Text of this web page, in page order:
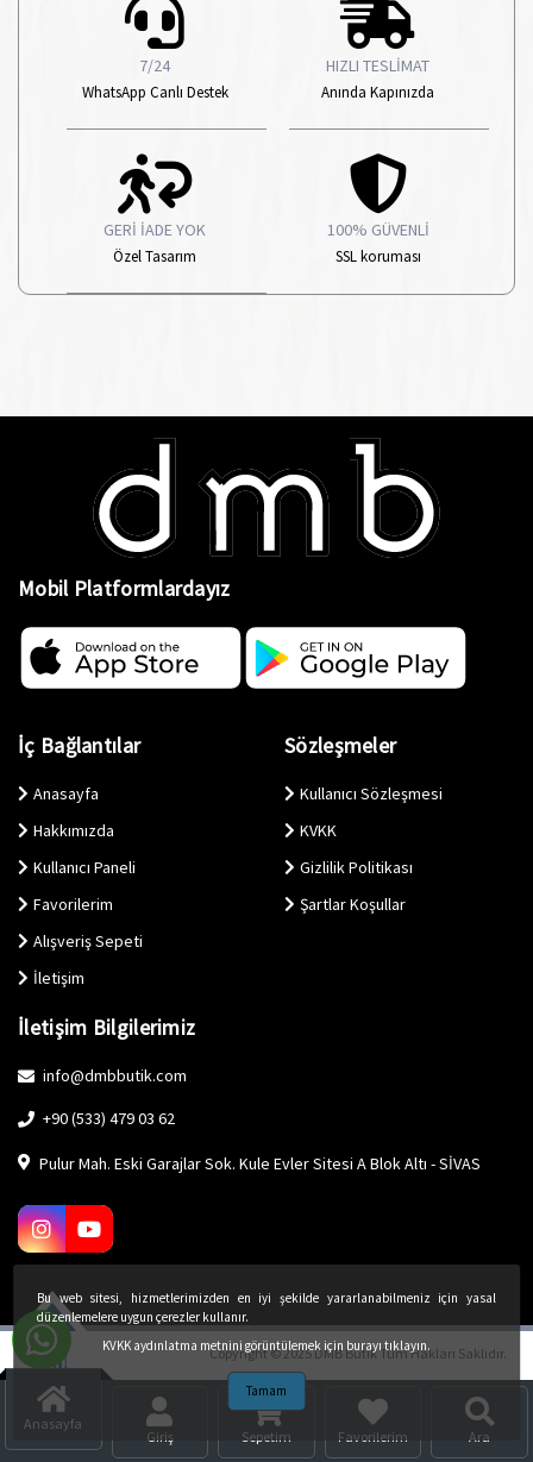
7/24
WhatsApp Canlı Destek
HIZLI TESLİMAT
Anında Kapınızda
GERİ İADE YOK
Özel Tasarım
100% GÜVENLİ
SSL koruması
Mobil Platformlardayız
İç Bağlantılar
Anasayfa
Hakkımızda
Kullanıcı Paneli
Favorilerim
Alışveriş Sepeti
İletişim
Sözleşmeler
Kullanıcı Sözleşmesi
KVKK
Gizlilik Politikası
Şartlar Koşullar
İletişim Bilgilerimiz
info@dmbbutik.com
+90 (533) 479 03 62
Pulur Mah. Eski Garajlar Sok. Kule Evler Sitesi A Blok Altı - SİVAS
Copyright © 2025 DMB Butik Tüm Hakları Saklıdır.
Anasayfa
Giriş Sepetim Favorilerim Ara
Bu web sitesi, hizmetlerimizden en iyi şekilde yararlanabilmeniz için yasal
düzenlemelere uygun çerezler kullanır.
KVKK aydınlatma metnini görüntülemek için burayı tıklayın.
Tamam